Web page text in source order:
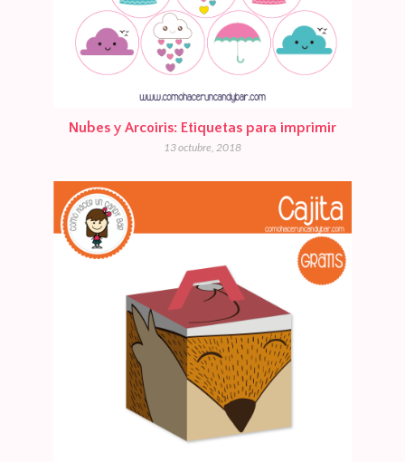
Nubes y Arcoiris: Etiquetas para imprimir
13 octubre, 2018